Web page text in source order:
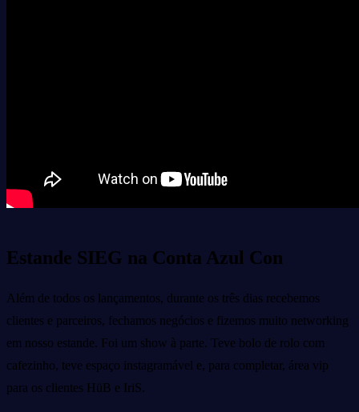
Estande SIEG na Conta Azul Con
Além de todos os lançamentos, durante os três dias recebemos
clientes e parceiros, fechamos negócios e fizemos muito networking
em nosso estande. Foi um show à parte. Teve bolo de rolo com
cafezinho, teve espaço instagramável e, para completar, área vip
para os clientes HüB e IriS.